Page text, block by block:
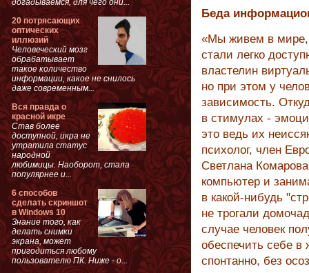
Беда
«Мы живем в мире,
стали легко
властелин
но при этом у
зависимость.
в стимулах -
это ведь их
психолог, член
Светлана
компьютер и
в какой-нибудь
не трогали
случае человек
обеспечить себе в
спонтанно, без
20 потрясающих
оптических
иллюзий
Человеческий мозг
обрабатывает
такое количество
информации, какое не снилось
даже современным...
Вся правда о
красной икре
Став более
доступной, икра не
утратила статус
народной
любимицы. Наоборот, стала
популярнее и...
6 способов
сделать скриншот
в Windows 10
Знание того, как
делать снимки
экрана, может
пригодиться любому
пользователю ПК. Ниже - о...